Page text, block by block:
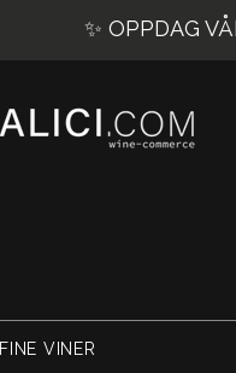
✨ OPPDAG
FINE VINER